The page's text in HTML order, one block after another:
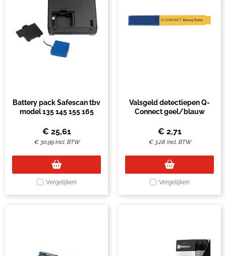
Battery pack Safescan tbv
model 135 145 155 165
€ 25,61
€ 30,99 Incl. BTW
Vergelijken
Valsgeld detectiepen Q-
Connect geel/blauw
€ 2,71
€ 3,28 Incl. BTW
Vergelijken